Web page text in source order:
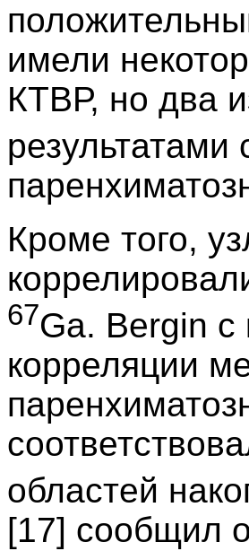
имели
КТВР, но два
Кроме того,
67Ga. Bergin
корреляции
областей
[17] сообщил